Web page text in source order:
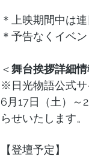
＊上映期間中は
＊予告なくイベ
＜舞台挨拶詳細情
※日光物語公式サ
6月17日（土）～
らせいたします。
【登壇予定】